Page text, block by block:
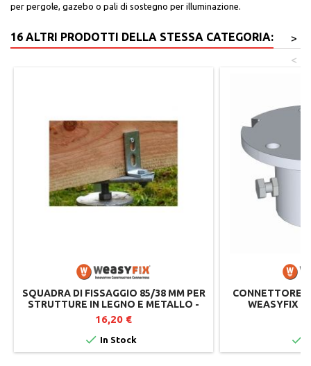
per pergole, gazebo o pali di sostegno per illuminazione.
16 ALTRI PRODOTTI DELLA STESSA CATEGORIA:
>
<
SQUADRA DI FISSAGGIO 85/38 MM PER
STRUTTURE IN LEGNO E METALLO -
WEASYFIX
16,20 €
 In Stock
CONNETTORE
WEASYFIX -
